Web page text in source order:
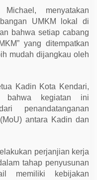
menyatakan
UMKM lokal di
bahwa setiap cabang
yang ditempatkan
mudah dijangkau oleh
Kadin Kota Kendari,
bahwa kegiatan ini
penandatanganan
antara Kadin dan
perjanjian kerja
tahap penyusunan
memiliki kebijakan